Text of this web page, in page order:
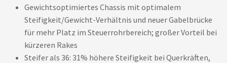
Gewichtsoptimiertes Chassis mit optimalem
Steifigkeit/Gewicht-Verhältnis und neuer Gabelbrücke
für mehr Platz im Steuerrohrbereich; großer Vorteil bei
kürzeren Rakes
Steifer als 36: 31% höhere Steifigkeit bei Querkräften,